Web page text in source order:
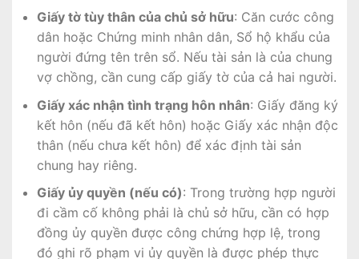
Giấy tờ tùy thân của chủ sở hữu: Căn cước công
dân hoặc Chứng minh nhân dân, Sổ hộ khẩu của
người đứng tên trên sổ. Nếu tài sản là của chung
vợ chồng, cần cung cấp giấy tờ của cả hai người.
Giấy xác nhận tình trạng hôn nhân: Giấy đăng ký
kết hôn (nếu đã kết hôn) hoặc Giấy xác nhận độc
thân (nếu chưa kết hôn) để xác định tài sản
chung hay riêng.
Giấy ủy quyền (nếu có): Trong trường hợp người
đi cầm cố không phải là chủ sở hữu, cần có hợp
đồng ủy quyền được công chứng hợp lệ, trong
đó ghi rõ phạm vi ủy quyền là được phép thực